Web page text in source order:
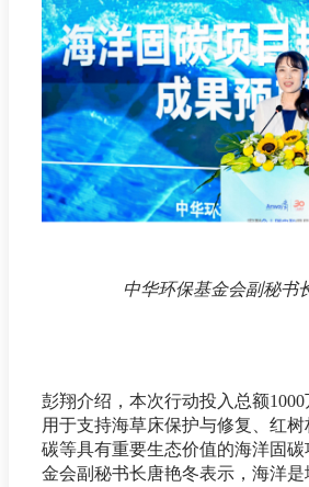
中华环保基金会副秘书
彭翔介绍，本次行动投入总额
用于支持海草床保护与修复、红
碳等具有重要生态价值的海洋固
金会副秘书长唐艳冬表示，海洋